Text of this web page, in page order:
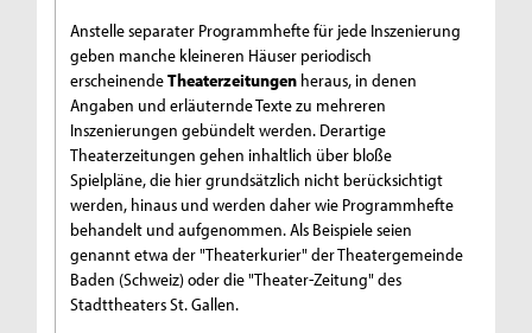
Anstelle separater Programmhefte für jede Inszenierung
geben manche kleineren Häuser periodisch
erscheinendeTheaterzeitungen heraus, in denen
Angaben und erläuternde Texte zu mehreren
Inszenierungen gebündelt werden. Derartige
Theaterzeitungen gehen inhaltlich über bloße
Spielpläne, die hier grundsätzlich nicht berücksichtigt
werden, hinaus und werden daher wie Programmhefte
behandelt und aufgenommen. Als Beispiele seien
genannt etwa der "Theaterkurier" der Theatergemeinde
Baden (Schweiz) oder die "Theater-Zeitung" des
Stadttheaters St. Gallen.